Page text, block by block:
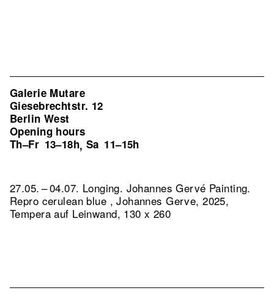
Galerie Mutare
Giesebrechtstr. 12
Berlin West
Opening hours
Th–Fr 13–18h, Sa 11–15h
27.05. – 04.07. Longing. Johannes Gervé Painting.
Repro cerulean blue , Johannes Gerve, 2025,
Tempera auf Leinwand, 130 x 260